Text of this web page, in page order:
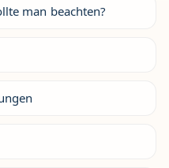
man beachten?